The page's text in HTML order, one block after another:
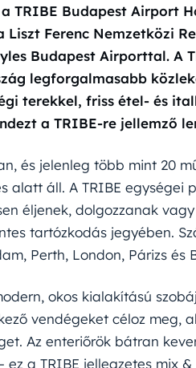
TRIBE Budapest Airport
Liszt Ferenc Nemzetközi
Budapest Airporttal. A
legforgalmasabb
terekkel, friss étel- és
a TRIBE-re jellemző
és jelenleg több mint 20
alatt áll. A TRIBE egységei
éljenek, dolgozzanak
tartózkodás jegyében.
Perth, London, Párizs és
okos kialakítású
vendégeket céloz meg,
Az enteriőrök bátran
a TRIBE jellegzetes mix